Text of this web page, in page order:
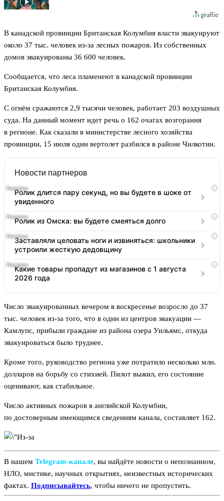
В канадской провинции Британская Колумбия власти эвакуируют
около 37 тыс. человек из-за лесных пожаров. Из собственных
домов эвакуированы 36 600 человек.
Сообщается, что леса пламенеют в канадской провинции
Британская Колумбия.
С огнём сражаются 2,9 тысячи человек, работает 203 воздушных
суда. На данный момент идет речь о 162 очагах возгорания
в регионе. Как сказали в министерстве лесного хозяйства
провинции, 15 июля один вертолет разбился в районе Чилкотин.
Новости партнеров
i
Ролик длится пару секунд, но вы будете в шоке от
увиденного
i
Ролик из Омска: вы будете смеяться долго
i
Заставляли целовать ноги и извиняться: школьники
устроили жесткую дедовщину
i
Какие товары пропадут из магазинов с 1 августа
2026 года
Число эвакуированных вечером в воскресенье возросло до 37
тыс. человек из-за того, что в один из центров эвакуации —
Камлупс, прибыли граждане из района озера Уильямс, откуда
эвакуироваться было труднее.
Кроме того, руководство региона уже потратило несколько млн.
долларов на борьбу со стихией. Пилот выжил, его состояние
оценивают, как стабильное.
Число активных пожаров в английской Колумбии,
по достоверным имеющимся сведениям канала, составляет 162.
В нашем Telegram‑канале, вы найдёте новости о непознанном,
НЛО, мистике, научных открытиях, неизвестных исторических
фактах. Подписывайтесь, чтобы ничего не пропустить.